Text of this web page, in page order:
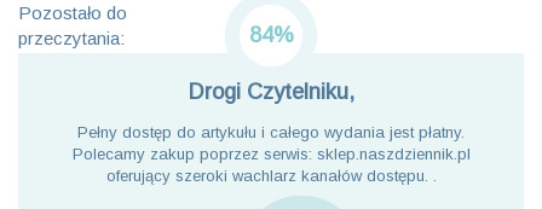
Pozostało do
przeczytania:
84%
Drogi Czytelniku,
Pełny dostęp do artykułu i całego wydania jest płatny.
Polecamy zakup poprzez serwis: sklep.naszdziennik.pl
oferujący szeroki wachlarz kanałów dostępu. .